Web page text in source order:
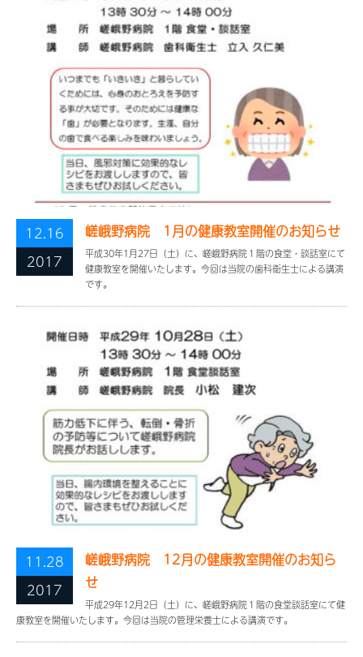
12.16
2017
嵯峨野病院 1月の健康教室開催のお知らせ
平成30年1月27日（土）に、嵯峨野病院１階の食堂・談話室にて
健康教室を開催いたします。今回は当院の歯科衛生士による講演
です。
11.28
2017
嵯峨野病院 12月の健康教室開催のお知ら
せ
平成29年12月2日（土）に、嵯峨野病院１階の食堂談話室にて健
康教室を開催いたします。今回は当院の管理栄養士による講演です。